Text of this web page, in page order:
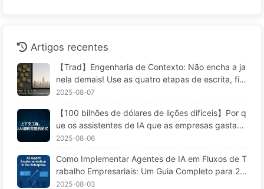
Artigos recentes
【Trad】Engenharia de Contexto: Não encha a ja
nela demais! Use as quatro etapas de escrita, filtr
agem, compressão e isolamento; fique atento à c
em, e mantenha o ruído do lado de fora — Apren
da AI 170
2025-08-07
【100 bilhões de dólares de lições difíceis】Por q
ue os assistentes de IA que as empresas gastam
fortunas para implementar "esquecem" nos mom
ntem seu desempenho em 90%? — Aprendendo I
A 169
2025-08-06
Como Implementar Agentes de IA em Fluxos de T
rabalho Empresariais: Um Guia Completo para 20
25 — Aprendendo IA aos Poucos 166
2025-08-03